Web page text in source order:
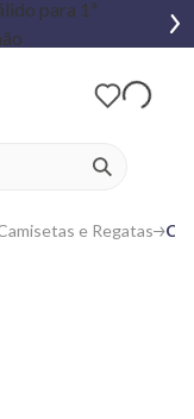
ver
e Regatas